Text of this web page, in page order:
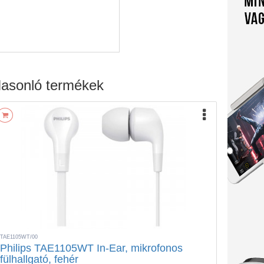
termékek
TAE1105WT/00
Philips TAE1105WT In-Ear, mikrofonos
fülhallgató, fehér